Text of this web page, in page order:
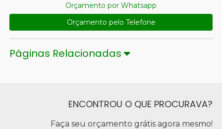
Orçamento por Whatsapp
Orçamento pelo Telefone
Páginas Relacionadas
ENCONTROU O QUE PROCURAVA?
Faça seu orçamento grátis agora mesmo!